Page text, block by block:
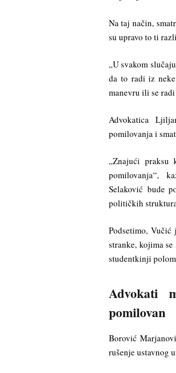
Na taj način,
su upravo to ti
„U svakom
da to radi iz
manevru ili se
Advokatica
pomilovanja i
„Znajući praksu
pomilovanja“,
Selaković bude
političkih
Podsetimo, Vučić
stranke, kojima
studentkinji
Advokati
pomilovan
Borović
rušenje ustavnog